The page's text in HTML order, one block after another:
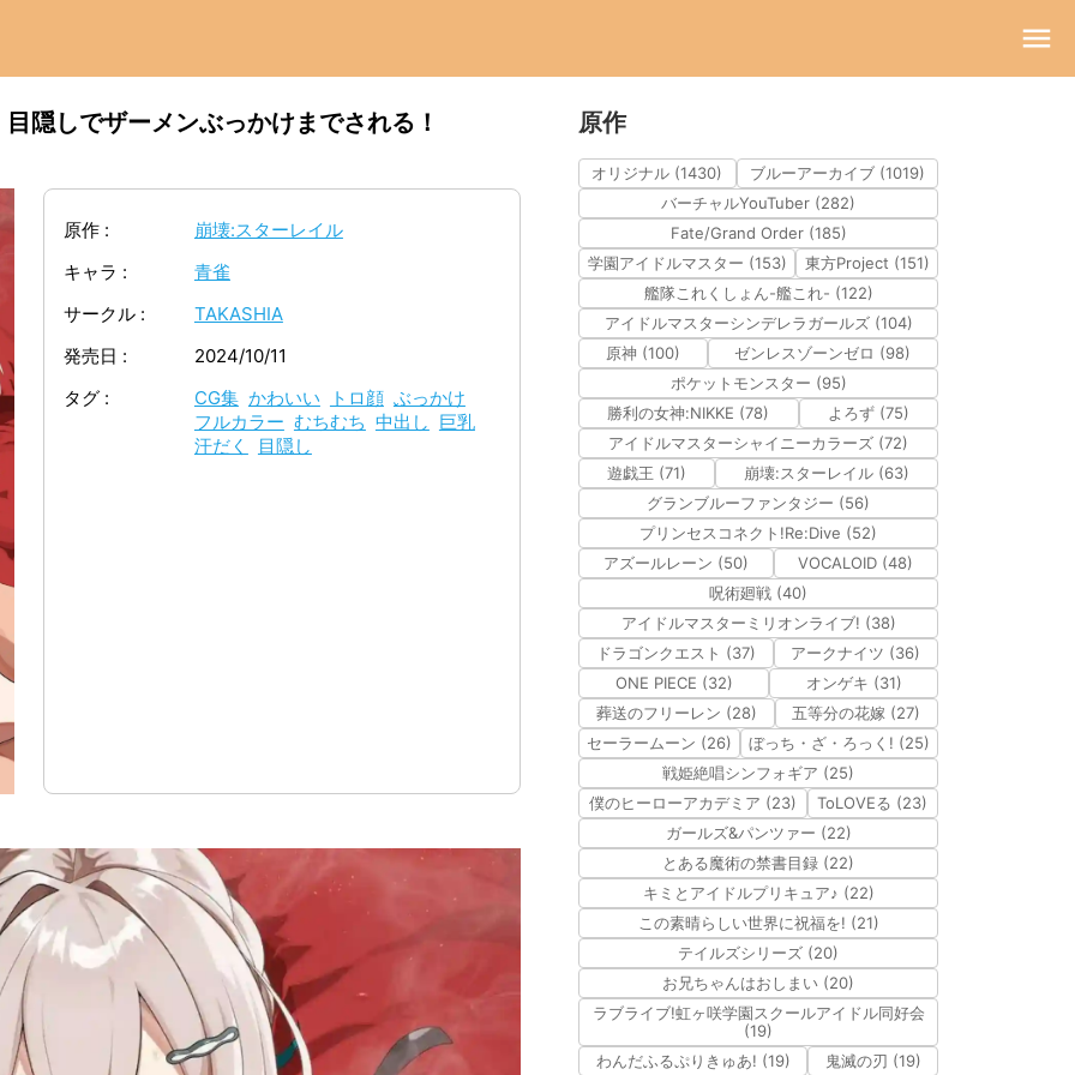
隠しでザーメンぶっかけまでされる！
原作
崩壊:スターレイル
キャラ
青雀
サークル
TAKASHIA
発売日
2024/10/11
タグ
CG集 かわいい トロ顔 ぶっかけ
フルカラー むちむち 中出し 巨乳
汗だく
目隠し
原作
オリジナル (1430)
ブルーアーカイブ (1019)
バーチャルYouTuber (282)
Fate/Grand Order (185)
学園アイドルマスター (153)
東方Project (151)
艦隊これくしょん-艦これ- (122)
アイドルマスターシンデレラガールズ (104)
原神 (100)
ゼンレスゾーンゼロ (98)
ポケットモンスター (95)
勝利の女神:NIKKE (78)
よろず (75)
アイドルマスターシャイニーカラーズ (72)
遊戯王 (71)
崩壊:スターレイル (63)
グランブルーファンタジー (56)
プリンセスコネクト!Re:Dive (52)
アズールレーン (50)
VOCALOID (48)
呪術廻戦 (40)
アイドルマスターミリオンライブ! (38)
ドラゴンクエスト (37)
アークナイツ (36)
ONE PIECE (32)
オンゲキ (31)
葬送のフリーレン (28)
五等分の花嫁 (27)
セーラームーン (26)
ぼっち・ざ・ろっく! (25)
戦姫絶唱シンフォギア (25)
僕のヒーローアカデミア (23)
ToLOVEる (23)
ガールズ&パンツァー (22)
とある魔術の禁書目録 (22)
キミとアイドルプリキュア♪ (22)
この素晴らしい世界に祝福を! (21)
テイルズシリーズ (20)
お兄ちゃんはおしまい (20)
ラブライブ!虹ヶ咲学園スクールアイドル同好会
(19)
わんだふるぷりきゅあ! (19)
鬼滅の刃 (19)